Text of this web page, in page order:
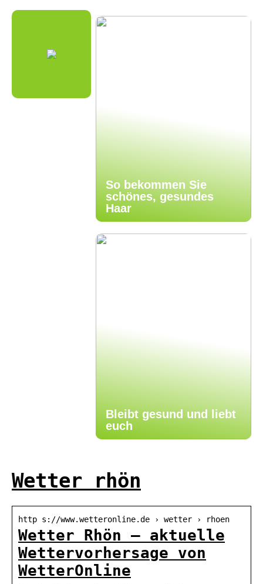
So bekommen Sie
schönes, gesundes
Haar
Bleibt gesund und liebt
euch
Wetter rhön
http s://www.wetteronline.de › wetter › rhoen
Wetter Rhön – aktuelle
Wettervorhersage von
WetterOnline